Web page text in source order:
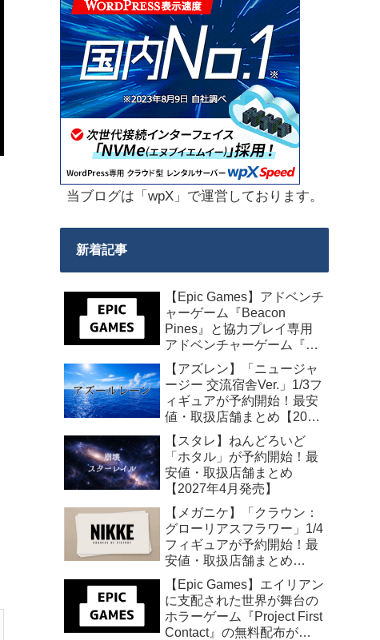
当ブログは「wpX」で運営しております。
新着記事
【Epic Games】アドベンチ
ャーゲーム『Beacon
Pines』と協力プレイ専用
アドベンチャーゲーム『We
Were Here Together』の無
料配布が来週2026年8月14
日午前0時までの期間限定
で開始！
【アズレン】「ニュージャ
ージー 交流宿舎Ver.」1/3フ
ィギュアが予約開始！最安
値・取扱店舗まとめ【2027
年2月発売】
【スタレ】ねんどろいど
「ホタル」が予約開始！最
安値・取扱店舗まとめ
【2027年4月発売】
【メガニケ】「クラウン：
グローリアスフラワー」1/4
フィギュアが予約開始！最
安値・取扱店舗まとめ
【2027年5月発売】
【Epic Games】エイリアン
に支配された世界が舞台の
ホラーゲーム『Project First
Contact』の無料配布が